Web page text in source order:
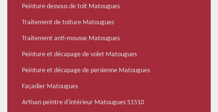
Peinture dessous de toit Matougues
Traitement de toiture Matougues
Traitement anti-mousse Matougues
Peinture et décapage de volet Matougues
Peinture et décapage de persienne Matougues
Façadier Matougues
Artisan peintre d'intérieur Matougues 51510